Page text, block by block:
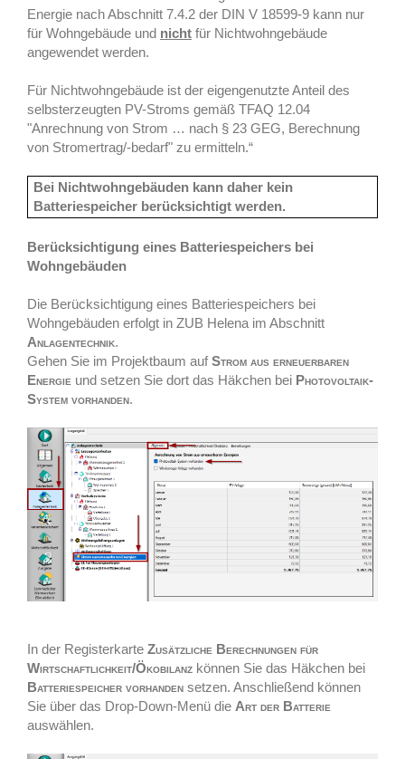
Energie nach Abschnitt 7.4.2 der DIN V 18599-9 kann nur
für Wohngebäude und nicht für Nichtwohngebäude
angewendet werden.
Für Nichtwohngebäude ist der eigengenutzte Anteil des
selbsterzeugten PV-Stroms gemäß TFAQ 12.04
"Anrechnung von Strom … nach § 23 GEG, Berechnung
von Stromertrag/-bedarf" zu ermitteln.“
Bei Nichtwohngebäuden kann daher kein
Batteriespeicher berücksichtigt werden.
Berücksichtigung eines Batteriespeichers bei
Wohngebäuden
Die Berücksichtigung eines Batteriespeichers bei
Wohngebäuden erfolgt in ZUB Helena im Abschnitt
Anlagentechnik.
Gehen Sie im Projektbaum aufStrom aus erneuerbaren
Energie und setzen Sie dort das Häkchen bei Photovoltaik-
System vorhanden.
In der Registerkarte Zusätzliche Berechnungen für
Wirtschaftlichkeit/Ökobilanz können Sie das Häkchen bei
Batteriespeicher vorhanden setzen. Anschließend können
Sie über das Drop-Down-Menü die Art der Batterie
auswählen.